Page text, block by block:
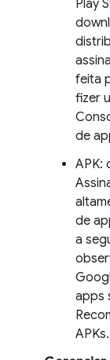
Play
feita
fizer
de
APK:
de
a
apps
APKs.